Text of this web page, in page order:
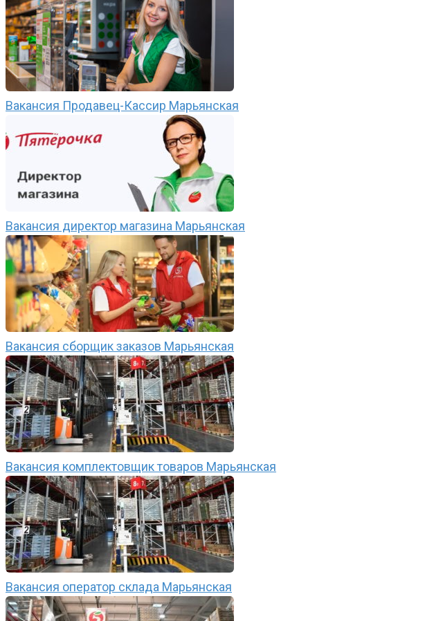
Вакансия Продавец-Кассир Марьянская
Вакансия директор магазина Марьянская
Вакансия сборщик заказов Марьянская
Вакансия комплектовщик товаров Марьянская
Вакансия оператор склада Марьянская